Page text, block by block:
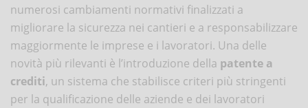
numerosi cambiamenti normativi finalizzati a
migliorare la sicurezza nei cantieri e a responsabilizzare
maggiormente le imprese e i lavoratori. Una delle
novità più rilevanti è l’introduzione della patente a
crediti, un sistema che stabilisce criteri più stringenti
per la qualificazione delle aziende e dei lavoratori